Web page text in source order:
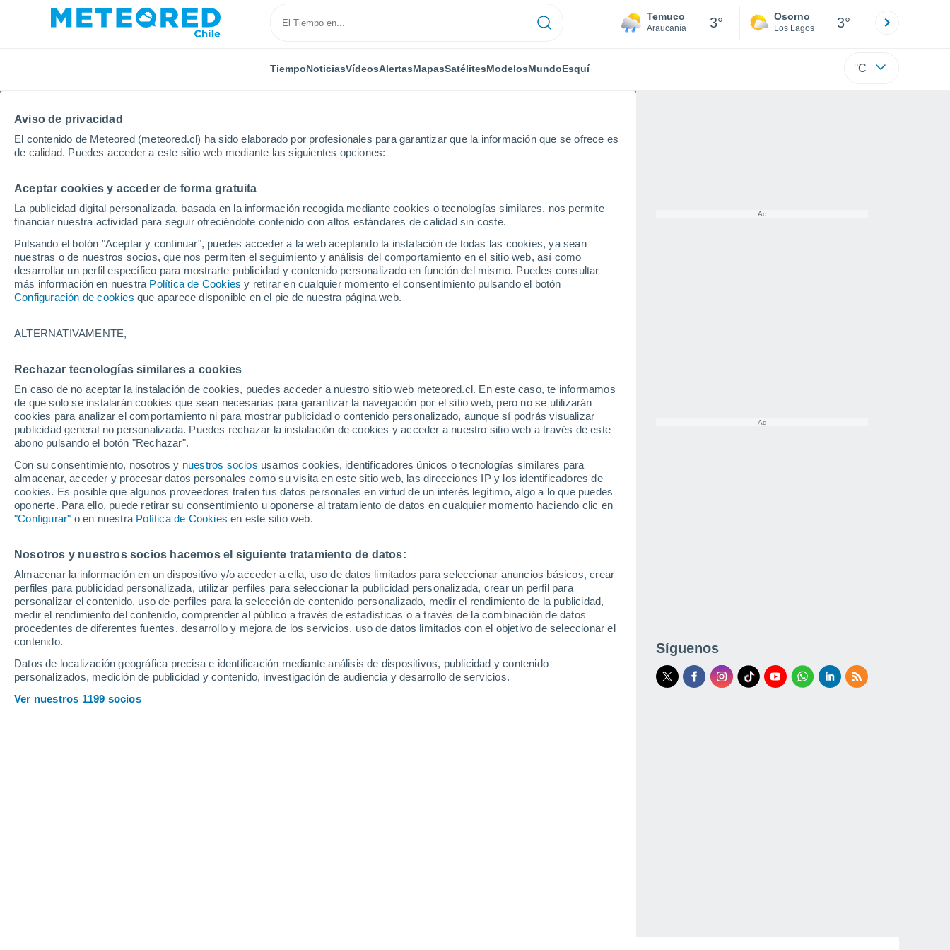
Aviso de privacidad
El contenido de Meteored (meteored.cl) ha sido elaborado por profesionales para garantizar que la información que se ofrece es
de calidad. Puedes acceder a este sitio web mediante las siguientes opciones:
Aceptar cookies y acceder de forma gratuita
La publicidad digital personalizada, basada en la información recogida mediante cookies o tecnologías similares, nos permite
financiar nuestra actividad para seguir ofreciéndote contenido con altos estándares de calidad sin coste.
Pulsando el botón "Aceptar y continuar", puedes acceder a la web aceptando la instalación de todas las cookies, ya sean
nuestras o de nuestros socios, que nos permiten el seguimiento y análisis del comportamiento en el sitio web, así como
desarrollar un perfil específico para mostrarte publicidad y contenido personalizado en función del mismo. Puedes consultar
más información en nuestra Política de Cookies y retirar en cualquier momento el consentimiento pulsando el botón
Configuración de cookies que aparece disponible en el pie de nuestra página web.
ALTERNATIVAMENTE,
Rechazar tecnologías similares a cookies
En caso de no aceptar la instalación de cookies, puedes acceder a nuestro sitio web meteored.cl. En este caso, te informamos
de que solo se instalarán cookies que sean necesarias para garantizar la navegación por el sitio web, pero no se utilizarán
cookies para analizar el comportamiento ni para mostrar publicidad o contenido personalizado, aunque sí podrás visualizar
publicidad general no personalizada. Puedes rechazar la instalación de cookies y acceder a nuestro sitio web a través de este
abono pulsando el botón "Rechazar".
Con su consentimiento, nosotros y nuestros socios usamos cookies, identificadores únicos o tecnologías similares para
almacenar, acceder y procesar datos personales como su visita en este sitio web, las direcciones IP y los identificadores de
cookies. Es posible que algunos proveedores traten tus datos personales en virtud de un interés legítimo, algo a lo que puedes
oponerte. Para ello, puede retirar su consentimiento u oponerse al tratamiento de datos en cualquier momento haciendo clic en
"Configurar" o en nuestra Política de Cookies en este sitio web.
Nosotros y nuestros socios hacemos el siguiente tratamiento de datos:
Almacenar la información en un dispositivo y/o acceder a ella, uso de datos limitados para seleccionar anuncios básicos, crear
perfiles para publicidad personalizada, utilizar perfiles para seleccionar la publicidad personalizada, crear un perfil para
personalizar el contenido, uso de perfiles para la selección de contenido personalizado, medir el rendimiento de la publicidad,
medir el rendimiento del contenido, comprender al público a través de estadísticas o a través de la combinación de datos
procedentes de diferentes fuentes, desarrollo y mejora de los servicios, uso de datos limitados con el objetivo de seleccionar el
contenido.
Datos de localización geográfica precisa e identificación mediante análisis de dispositivos, publicidad y contenido
personalizados, medición de publicidad y contenido, investigación de audiencia y desarrollo de servicios.
Ver nuestros 1199 socios
Temuco
Araucanía 3° Osorno
Los Lagos 3°
TiempoNoticiasVídeosAlertasMapasSatélitesModelosMundoEsquí °C
Inicio Colombia Departamento de Bolívar
El Tiempo en el Departamento de Bolívar
Hoy, 8 agosto Todo el día Símbolo
Palomino
Rio Viejo
Achi
40°
27°
Córdoba
40°
25°
27°
Magangué
27°
Mompos
Cartagena
Síguenos